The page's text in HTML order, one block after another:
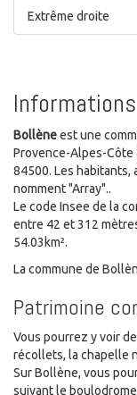
Extrême droite
Bollèneest une
Provence-Alpes-Côte
84500. Les habitants,
nomment "Array"..
Le code Insee de la
entre 42 et 312
54.03km².
La commune de
Patrimoine
Vous pourrez y voir
récollets, la chapelle
Sur Bollène, vous
suivant le